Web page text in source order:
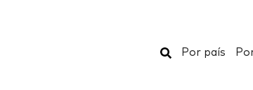
Buscar
Por país